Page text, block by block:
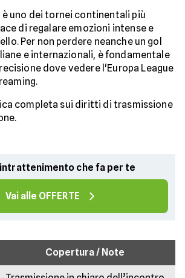
è uno dei tornei continentali più
di regalare emozioni intense e
Per non perdere neanche un gol
e internazionali, è fondamentale
dove vedere l'Europa League
completa sui diritti di trasmissione
che fa per te
Vai alle OFFERTE
Copertura / Note